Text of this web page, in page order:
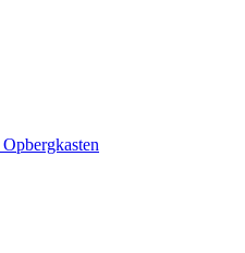
Opbergkasten